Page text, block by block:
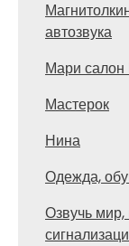
автозвука
Мари салон
Мастерок
Нина
Одежда,
Озвучь мир,